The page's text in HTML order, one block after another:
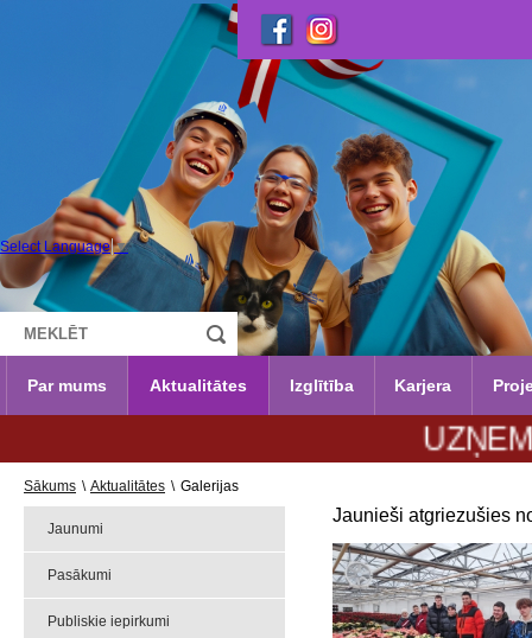
Select Language ▼
Par mums Aktualitātes Izglītība Karjera
Sākums \ Aktualitātes \ Galerijas
Jaunumi
Pasākumi
Publiskie iepirkumi
Jaunieši atgriezušies